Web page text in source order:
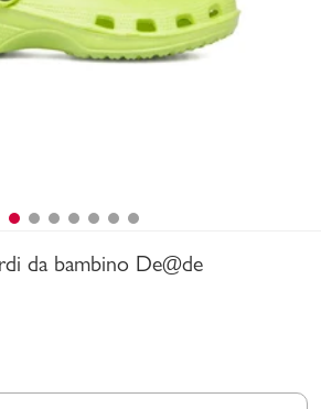
Bambino
da bambino De@de